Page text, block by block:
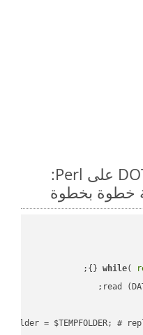
كيفية تحويل DOT to DOTX على Perl:
خطوة بخطوة
while(
$folder = $TEMPFOLDER; #